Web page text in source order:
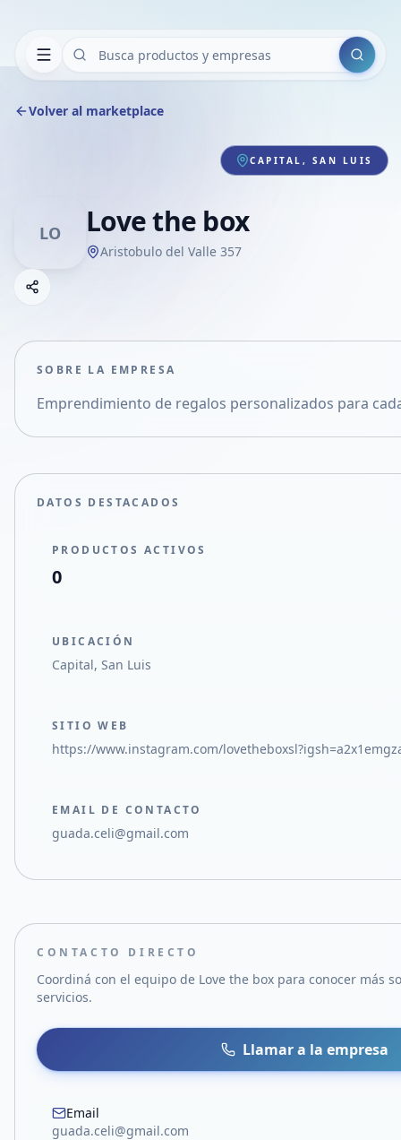
Buscar
Volver al marketplace
CAPITAL, SAN LUIS
LO Love the box
Aristobulo del Valle 357
Compartir empresa
Compartir en X
SOBRE LA EMPRESA
Emprendimiento de regalos personalizados para
DATOS DESTACADOS
PRODUCTOS ACTIVOS
0
UBICACIÓN
Capital, San Luis
SITIO WEB
https://www.instagram.com/
EMAIL DE CONTACTO
guada.celi@gmail.com
CONTACTO DIRECTO
Coordiná con el equipo de Love the box para conocer más
servicios.
Llamar a la empresa
Email
guada.celi@gmail.com